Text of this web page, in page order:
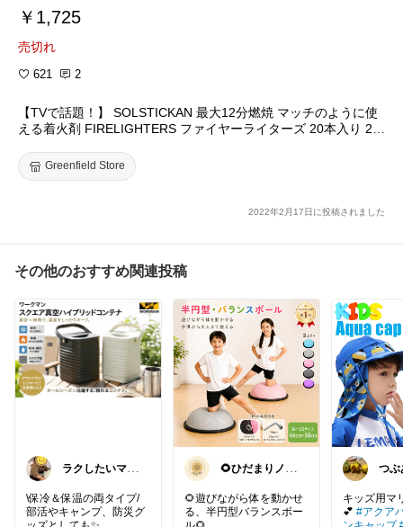
#オリジナル写真
#買ってよかった
#購入品
#送料無料
#あったら便利
#キャンプ
￥1,725
売切れ
621 2
【TVで話題！】 SOLSTICKAN 最大12分燃焼 マッチのように使
える着火剤 FIRELIGHTERS ファイヤーライターズ 20本入り 2箱
ストーブ キャンプ バーベキュー OS1901FL ソルスティックカン
【rcm】
Greenfield Store
2022年2月17日に投稿されました
その他のおすすめ関連投稿
ラクしたいママ
\保冷＆保温の両タイプ/
部活やキャンプ、防災グ
🌻ひだまりノー
♡
🌻遊びながら体を動かせ
る、半円型バランスボー
つぶ
キッズ用マ
💕 #アクア